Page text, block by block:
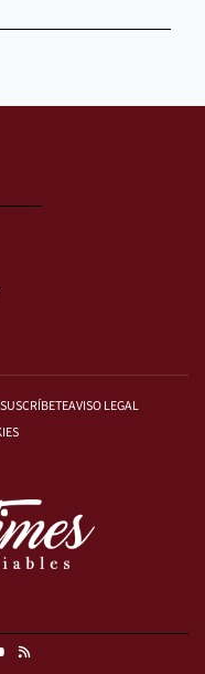
SUSCRÍBETEAVISO LEGAL